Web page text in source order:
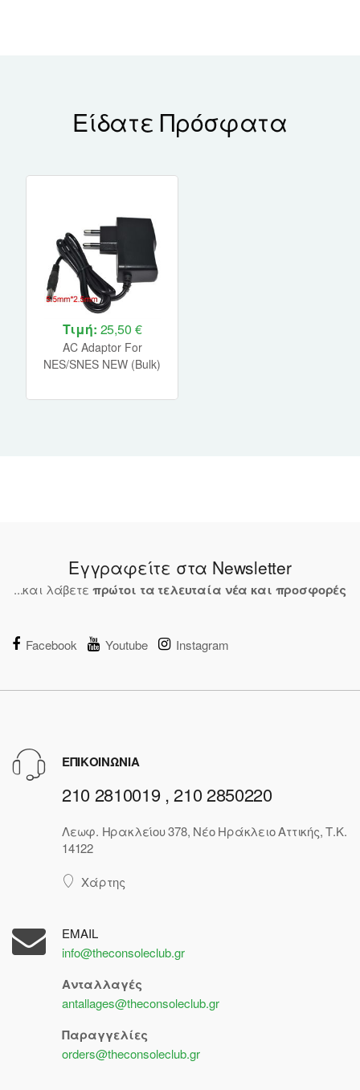
Είδατε Πρόσφατα
Τιμή: 25,50 €
AC Adaptor For
NES/SNES NEW (Bulk)
Εγγραφείτε στα Newsletter
...και λάβετε πρώτοι τα τελευταία νέα και προσφορές
Facebook Youtube Instagram
ΕΠΙΚΟΙΝΩΝΙΑ
210 2810019 , 210 2850220
Λεωφ. Ηρακλείου 378, Νέο Ηράκλειο Αττικής, Τ.Κ.
14122
Χάρτης
EMAIL
info@theconsoleclub.gr
Ανταλλαγές
antallages@theconsoleclub.gr
Παραγγελίες
orders@theconsoleclub.gr